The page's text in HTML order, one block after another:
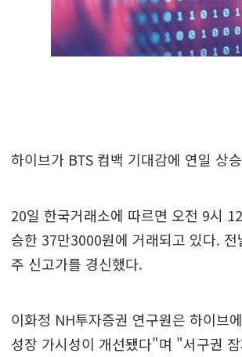
하이브가 BTS 컴백 기대감에 연일 상
20일 한국거래소에 따르면 오전 9시
승한 37만3000원에 거래되고 있다.
주 신고가를 경신했다.
이화정 NH투자증권 연구원은 하이브
성장 가시성이 개선됐다"며 "서구권